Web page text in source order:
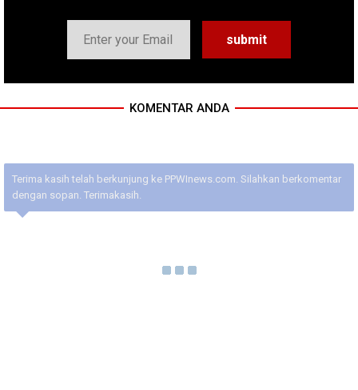
KOMENTAR ANDA
Terima kasih telah berkunjung ke PPWInews.com. Silahkan berkomentar
dengan sopan. Terimakasih.